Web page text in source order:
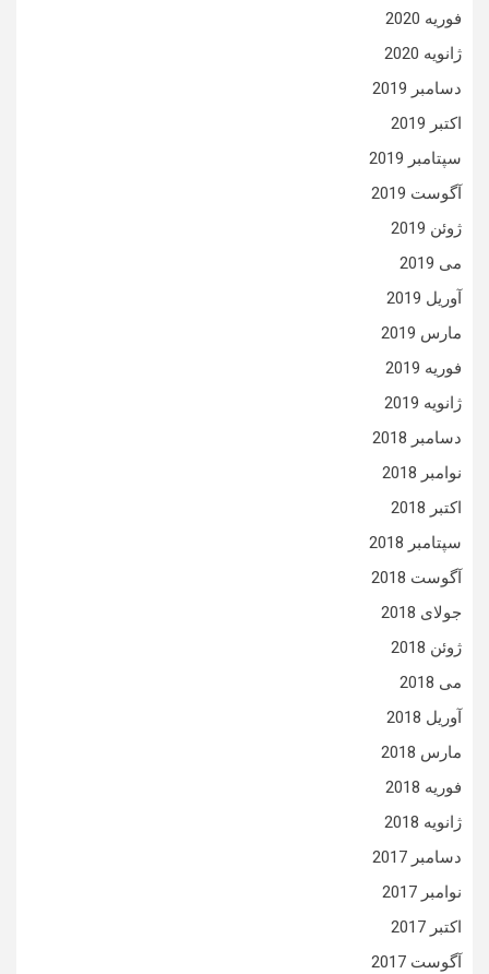
فوریه 2020
ژانویه 2020
دسامبر 2019
اکتبر 2019
سپتامبر 2019
آگوست 2019
ژوئن 2019
می 2019
آوریل 2019
مارس 2019
فوریه 2019
ژانویه 2019
دسامبر 2018
نوامبر 2018
اکتبر 2018
سپتامبر 2018
آگوست 2018
جولای 2018
ژوئن 2018
می 2018
آوریل 2018
مارس 2018
فوریه 2018
ژانویه 2018
دسامبر 2017
نوامبر 2017
اکتبر 2017
آگوست 2017